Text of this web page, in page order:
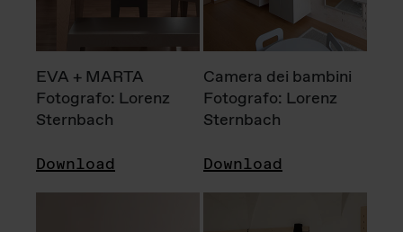
EVA + MARTA
Fotografo: Lorenz
Sternbach
Download
Camera dei bambini
Fotografo: Lorenz
Sternbach
Download